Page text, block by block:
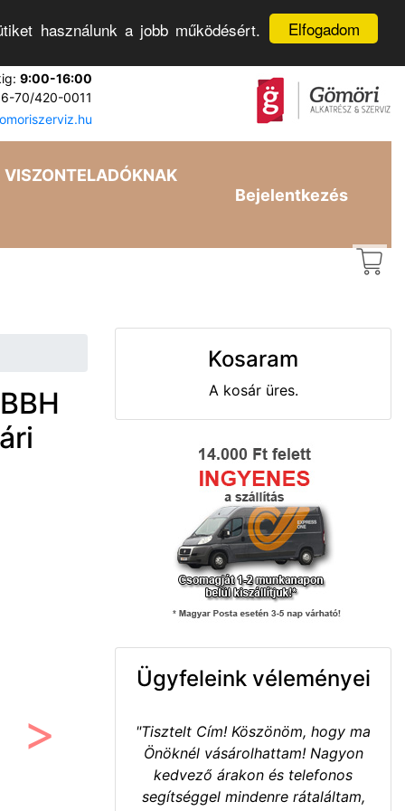
Elfogadom
használunk a jobb működésért.
9:00-16:00
70/420-0011
VISZONTELADÓKNAK
Bejelentkezés
Kosaram
A kosár üres.
Ügyfeleink véleményei
"Tisztelt Cím! Köszönöm, hogy ma
Önöknél vásárolhattam! Nagyon
kedvező árakon és telefonos
segítséggel mindenre rátaláltam,